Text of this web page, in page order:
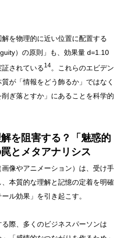
を物理的に近い位置に配置する
）の原則」も、効果量 d=1.10
されている14。これらのエビデン
が「情報をどう飾るか」ではなく
削ぎ落とすか」にあることを科学的
を阻害する？「魅惑的
とメタアナリシス
像やアニメーション）は、受け手
本質的な理解と記憶の定着を明確
ル効果」を引き起こす。
際、多くのビジネスパーソンは